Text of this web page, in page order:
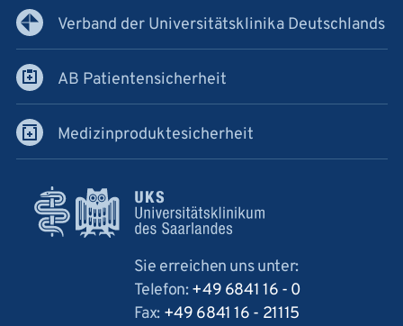
Verband der Universitätsklinika Deutschlands
AB Patientensicherheit
Medizinproduktesicherheit
Sie erreichen uns unter:
Telefon:+49 6841 16 - 0
Fax: +49 6841 16 - 21115